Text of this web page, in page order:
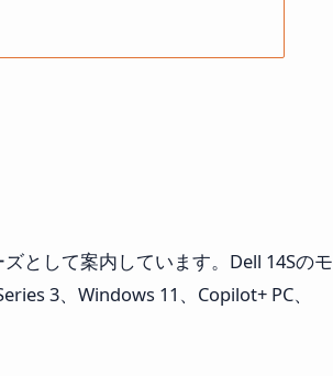
として案内しています。Dell 14Sのモ
3、Windows 11、Copilot+ PC、